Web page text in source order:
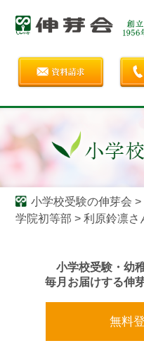
小学校受験の伸芽会 >
学院初等部 > 利原鈴凛さ
小学校受験・幼
毎月お届けする伸
無料